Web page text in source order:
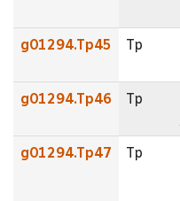
g01294.Tp45 Tp
g01294.Tp46 Tp
g01294.Tp47 Tp